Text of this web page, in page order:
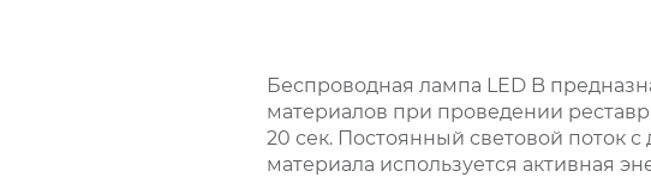
Беспроводная лампа LED B
материалов при проведении
20 сек. Постоянный световой поток
материала используется активная